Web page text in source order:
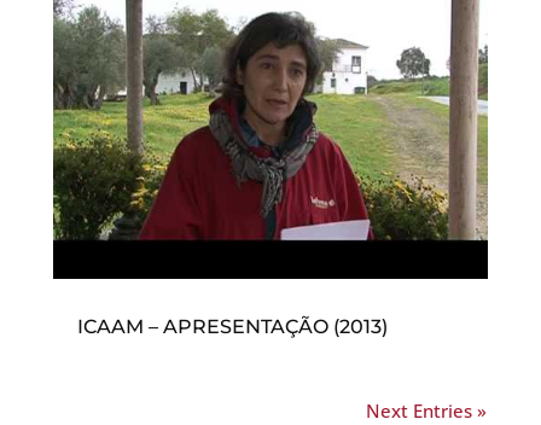
ICAAM – APRESENTAÇÃO (2013)
Next Entries »